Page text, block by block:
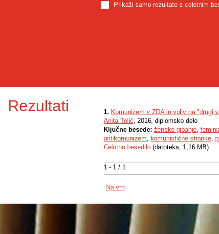
Prikaži samo rezultate s celotnim
Rezultati
1 - 1 / 1
1. Komunizem v ZDA in vpliv na "drugi
Anita Tolić, 2016, diplomsko delo
Ključne besede: žensko gibanje,
antikomunizem, komunistične stranke,
Celotno besedilo (datoteka, 1,16 MB)
Na vrh